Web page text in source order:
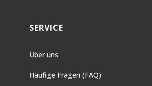
SERVICE
Über uns
Häufige Fragen (FAQ)